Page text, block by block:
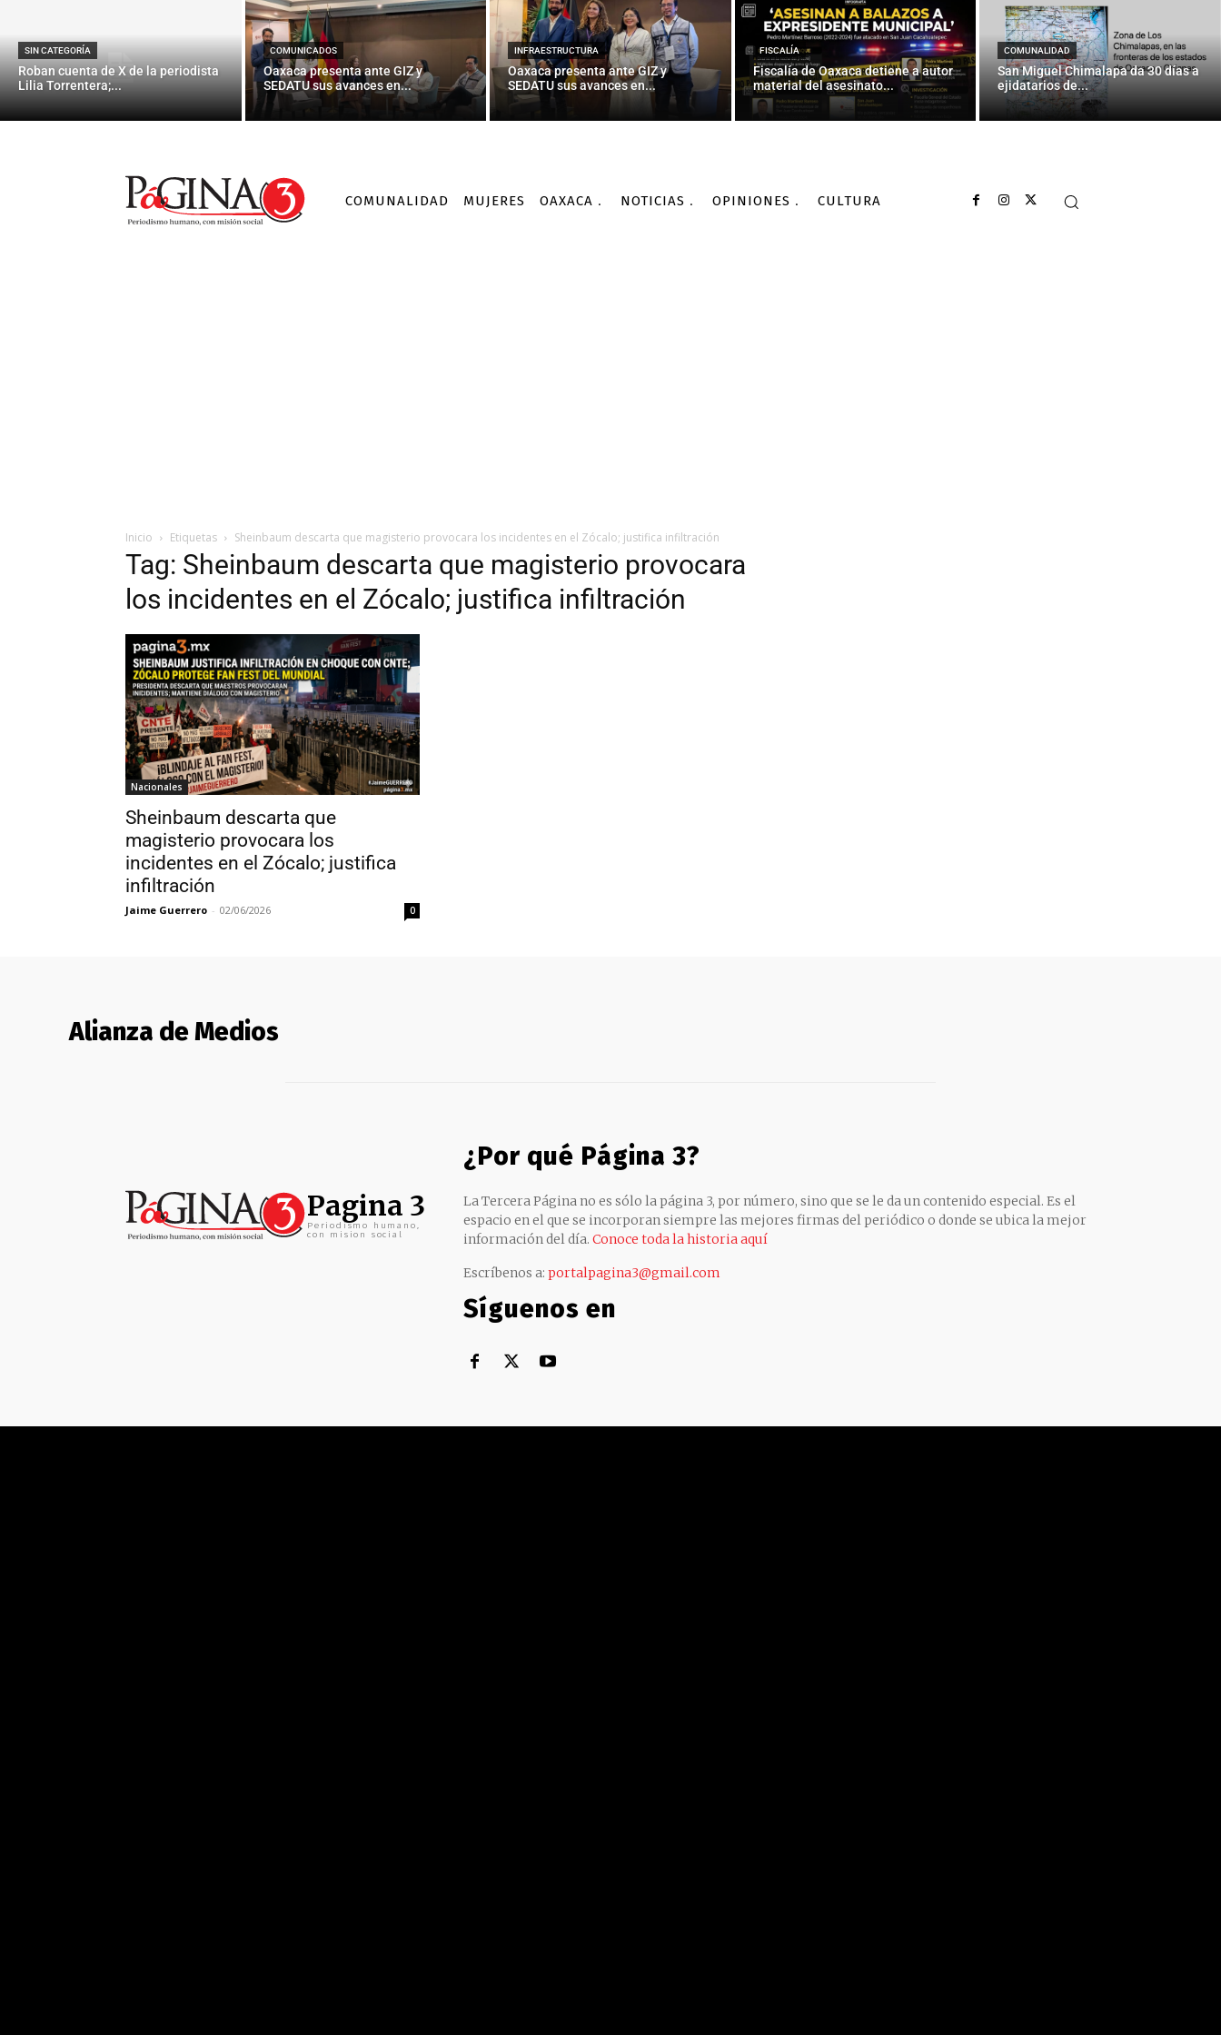
SIN CATEGORÍA
Roban cuenta de X de la periodista
Lilia Torrentera;...
COMUNICADOS
Oaxaca presenta ante GIZ y
SEDATU sus avances en...
INFRAESTRUCTURA
Oaxaca presenta ante GIZ y
SEDATU sus avances en...
FISCALÍA
Fiscalía de Oaxaca detiene a autor
material del asesinato...
COMUNALIDAD
San Miguel Chimalapa da 30 días a
ejidatarios de...
COMUNALIDAD MUJERES OAXACA NOTICIAS OPINIONES CULTURA
Inicio Etiquetas Sheinbaum descarta que magisterio provocara los incidentes en el Zócalo; justifica infiltración
Tag: Sheinbaum descarta que magisterio provocara
los incidentes en el Zócalo; justifica infiltración
Nacionales
Sheinbaum descarta que
magisterio provocara los
incidentes en el Zócalo; justifica
infiltración
Jaime Guerrero - 02/06/2026 0
Alianza de Medios
Pagina 3
Periodismo humano,
con mision social
¿Por qué Página 3?
La Tercera Página no es sólo la página 3, por número, sino que se le da un contenido especial. Es el
espacio en el que se incorporan siempre las mejores firmas del periódico o donde se ubica la mejor
información del día. Conoce toda la historia aquí
Escríbenos a: portalpagina3@gmail.com
Síguenos en